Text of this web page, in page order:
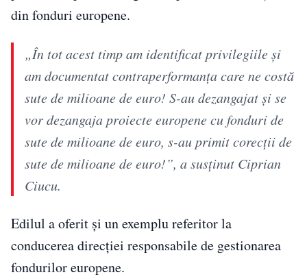
din fonduri europene.
„În tot acest timp am identificat privilegiile și
am documentat contraperformanța care ne costă
sute de milioane de euro! S-au dezangajat și se
vor dezangaja proiecte europene cu fonduri de
sute de milioane de euro, s-au primit corecții de
sute de milioane de euro!”, a susținut Ciprian
Ciucu.
Edilul a oferit și un exemplu referitor la
conducerea direcției responsabile de gestionarea
fondurilor europene.